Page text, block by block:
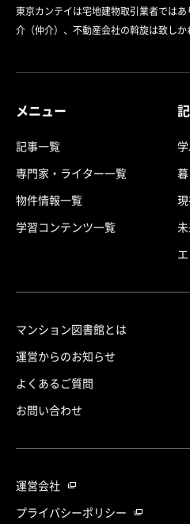
東京カンテイは宅地建物取引業者では
介（仲介）、不動産会社の斡旋は致しか
メニュー
記事一覧
専門家・ライター一覧
物件情報一覧
学習コンテンツ一覧
マンション図書館とは
運営からのお知らせ
よくあるご質問
お問い合わせ
運営会社
プライバシーポリシー